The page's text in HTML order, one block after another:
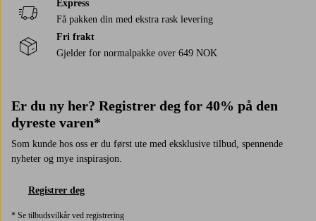
Express
Få pakken din med ekstra rask levering
Fri frakt
Gjelder for normalpakke over 649 NOK
Er du ny her? Registrer deg for 40% på den
dyreste varen*
Som kunde hos oss er du først ute med eksklusive tilbud, spennende
nyheter og mye inspirasjon.
Registrer deg
* Se tilbudsvilkår ved registrering